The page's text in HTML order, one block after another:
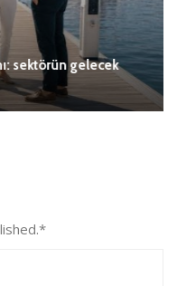
sektörün gelecek